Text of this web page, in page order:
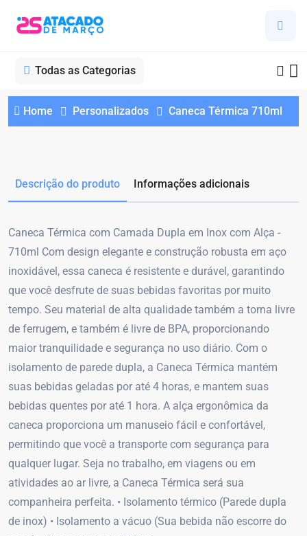
Todas as Categorias
Home Personalizados Caneca Térmica 710ml
Descrição do produto Informações adicionais
Caneca Térmica com Camada Dupla em Inox com Alça -
710ml Com design elegante e construção robusta em aço
inoxidável, essa caneca é resistente e durável, garantindo
que você desfrute de suas bebidas favoritas por muito
tempo. Seu material de alta qualidade também a torna livre
de ferrugem, e também é livre de BPA, proporcionando
maior tranquilidade e segurança no uso diário. Com o
isolamento de parede dupla, a Caneca Térmica mantém
suas bebidas geladas por até 4 horas, e mantem suas
bebidas quentes por até 1 hora. A alça ergonômica da
caneca proporciona um manuseio fácil e confortável,
permitindo que você a transporte com segurança para
qualquer lugar. Seja no trabalho, em viagens ou em
atividades ao ar livre, a Caneca Térmica será sua
companheira perfeita. • Isolamento térmico (Parede dupla
de inox) • Isolamento a vácuo (Sua bebida não escorre do